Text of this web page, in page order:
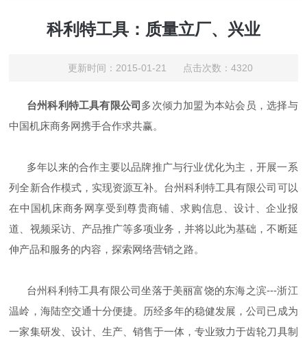
科利特工具：质量立厂、兴业
更新时间：2015-01-21 点击次数：4320
台州科利特工具有限公司 多次倾力加盟为本站会员，选择与
中国机床商务网携手合作求共赢。
多年以来的合作主要以品牌推广与行业优化为主，开展一系
列全新合作模式，实现资源互补。台州科利特工具有限公司可以
在中国机床商务网享受到尊贵商铺、求购信息、设计、企业报
道、视频采访、产品推广等多项业务，并将以此为基础，不断延
伸产品和服务的内容，探索网络营销之路。
台州科利特工具有限公司坐落于美丽富饶的东海之滨---浙江
温岭，海陆空交通十分便捷。历经多年的稳健发展，公司已成为
一家集研发、设计、生产、销售于一体，专业致力于齿轮刀具制